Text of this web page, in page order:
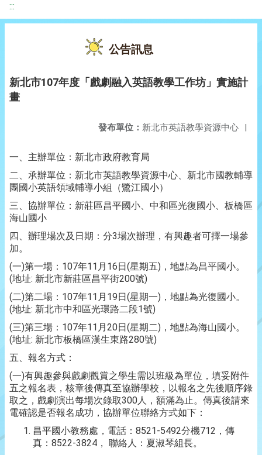
:::
公告訊息
新北市107年度「戲劇融入英語教學工作坊」實施計
畫
發布單位： 新北市英語教學資源中心 |
一、主辦單位：新北市政府教育局
二、承辦單位：新北市英語教學資源中心、新北市國教輔導
團國小英語領域輔導小組（鷺江國小）
三、協辦單位：新莊區昌平國小、中和區光復國小、板橋區
海山國小
四、辦理場次及日期：分3場次辦理，有興趣者可擇一場參
加。
(一)第一場：107年11月16日(星期五)，地點為昌平國小。
(地址: 新北市新莊區昌平街200號)
(二)第二場：107年11月19日(星期一)，地點為光復國小。
(地址: 新北市中和區光環路二段1號)
(三)第三場：107年11月20日(星期二)，地點為海山國小。
(地址: 新北市板橋區漢生東路280號)
五、報名方式：
(一)有興趣參與戲劇觀賞之學生需以班級為單位，填妥附件
五之報名表，核章後傳真至協辦學校，以報名之先後順序錄
取之，戲劇演出每場次錄取300人，額滿為止。傳真後請來
電確認是否報名成功，協辦單位聯絡方式如下：
昌平國小教務處，電話：8521-5492分機712，傳
真：8522-3824， 聯絡人：夏淑琴組長。